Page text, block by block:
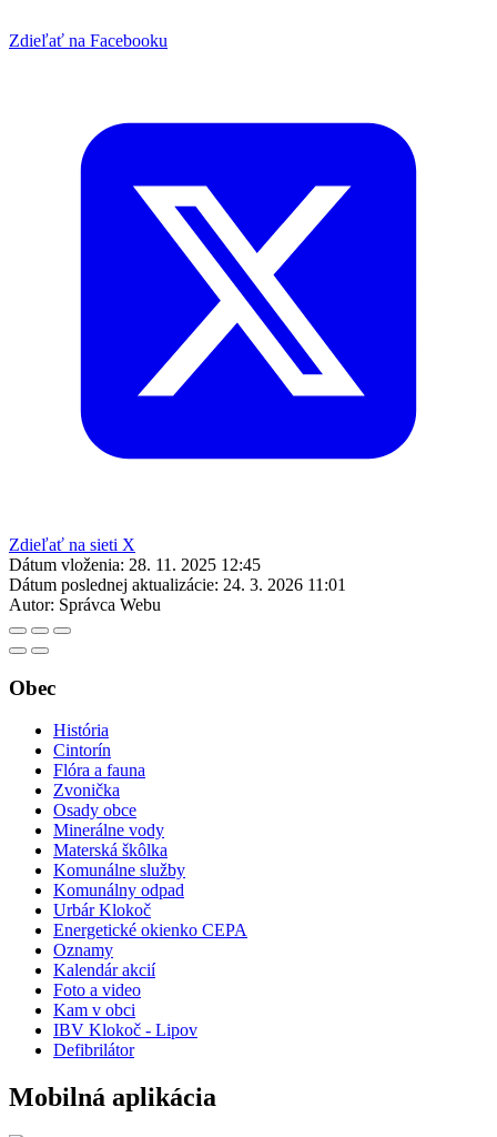
Zdieľať na Facebooku
Zdieľať na sieti X
Dátum vloženia: 28. 11. 2025 12:45
Dátum poslednej aktualizácie: 24. 3. 2026 11:01
Autor: Správca Webu
Obec
História
Cintorín
Flóra a fauna
Zvonička
Osady obce
Minerálne vody
Materská škôlka
Komunálne služby
Komunálny odpad
Urbár Klokoč
Energetické okienko CEPA
Oznamy
Kalendár akcií
Foto a video
Kam v obci
IBV Klokoč - Lipov
Defibrilátor
Mobilná aplikácia